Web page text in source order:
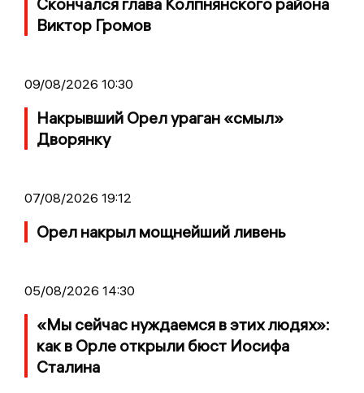
Виктор Громов
09/08/2026 10:30
Накрывший Орел ураган «смыл»
Дворянку
07/08/2026 19:12
Орел накрыл мощнейший ливень
05/08/2026 14:30
«Мы сейчас нуждаемся в этих людях»:
как в Орле открыли бюст Иосифа
Сталина